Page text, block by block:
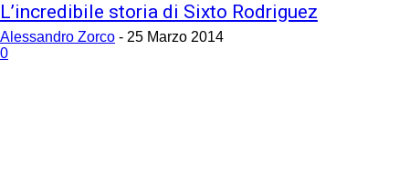
L’incredibile storia di Sixto Rodriguez
Alessandro Zorco - 25 Marzo 2014
0